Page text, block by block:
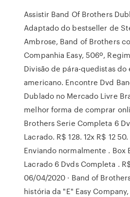
Assistir Band Of Brothers
Adaptado do bestseller de
Ambrose, Band of Brothers
Companhia Easy, 506º,
Divisão de pára-quedistas
americano. Encontre Dvd
Dublado no Mercado Livre
melhor forma de comprar
Brothers Serie Completa 6
Lacrado. R$ 128. 12x R$ 12
Enviando normalmente . Box
Lacrado 6 Dvds Completa .
06/04/2020 · Band of
história da "E" Easy